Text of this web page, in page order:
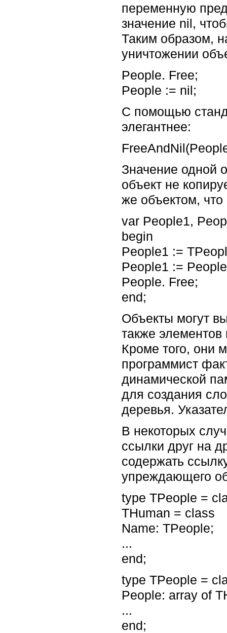
переменную
значение nil,
Таким образом,
уничтожении
People. Free;
People := nil;
С помощью
элегантнее:
Значение одной
объект не
же объектом,
var People1,
begin
People1 :=
People1 :=
People. Free;
end;
Объекты могут
также
Кроме того, они
программист
динамической
для создания
деревья.
В некоторых
ссылки друг на
содержать
упреждающего
type TPeople =
THuman = class
Name: TPeople;
...
end;
type TPeople =
People: array of
...
end;